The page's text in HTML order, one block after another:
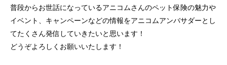
普段からお世話になっているアニコムさんのペット保険の魅力や
イベント、キャンペーンなどの情報をアニコムアンバサダーとし
てたくさん発信していきたいと思います！
どうぞよろしくお願いいたします！